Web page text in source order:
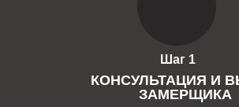
Шаг 1
КОНСУЛЬТАЦИЯ И
ЗАМЕРЩИКА